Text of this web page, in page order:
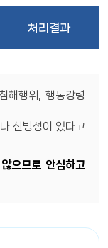
처리결과
해행위, 행동강령
신빙성이 있다고
으므로 안심하고